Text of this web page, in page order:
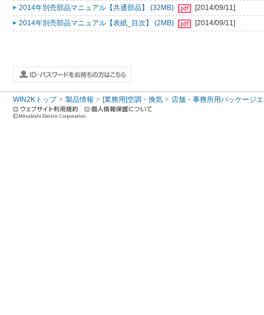
2014年別売部品マニュアル【共通部品】 (32MB)
[2014/09/11]
2014年別売部品マニュアル【表紙_目次】 (2MB)
[2014/09/11]
WIN2Kトップ 製品情報 [業務用]空調・換気 店舗・事務所用パッケージ